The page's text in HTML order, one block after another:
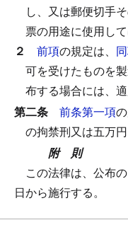
し、又は郵便切手
票の用途に使用して
２ 前項の規定は、
可を受けたものを
布する場合には、適
第二条 前条第一項
の拘禁刑又は五万
附 則
この法律は、公布
日から施行する。